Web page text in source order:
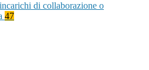
di collaborazione o
47